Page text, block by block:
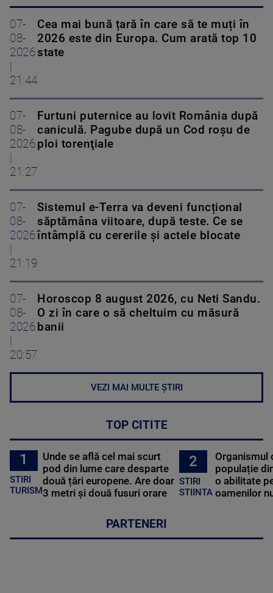
07-
08-
2026
21:44
Cea mai bună țară în care să te muți în
2026 este din Europa. Cum arată top 10
state
07-
08-
2026
21:27
Furtuni puternice au lovit România după
caniculă. Pagube după un Cod roşu de
ploi torenţiale
07-
08-
2026
21:19
Sistemul e-Terra va deveni funcțional
săptămâna viitoare, după teste. Ce se
întâmplă cu cererile și actele blocate
07-
08-
2026
20:57
Horoscop 8 august 2026, cu Neti Sandu.
O zi în care o să cheltuim cu măsură
banii
VEZI MAI MULTE ȘTIRI
TOP CITITE
1
STIRI
TURISM
Unde se află cel mai scurt
pod din lume care desparte
două țări europene. Are doar
3 metri și două fusuri orare
2
STIRI
STIINTA
Organismul
populație
o abilitate
oamenilor
PARTENERI